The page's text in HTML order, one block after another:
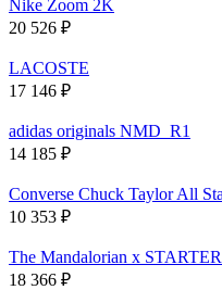
Nike Zoom 2K
20 526 ₽
LACOSTE
17 146 ₽
adidas originals NMD_R1
14 185 ₽
Converse Chuck Taylor All
10 353 ₽
The Mandalorian x
18 366 ₽